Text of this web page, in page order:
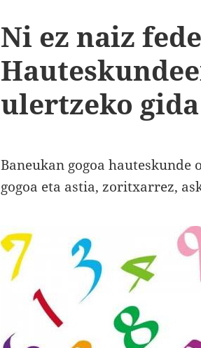
Ni ez naiz
ulertzeko gida
Baneukan gogoa
gogoa eta astia, zoritxarrez,